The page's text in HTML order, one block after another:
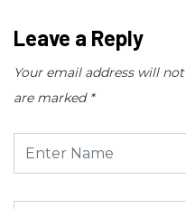
Leave a Reply
Your email address will
are marked *